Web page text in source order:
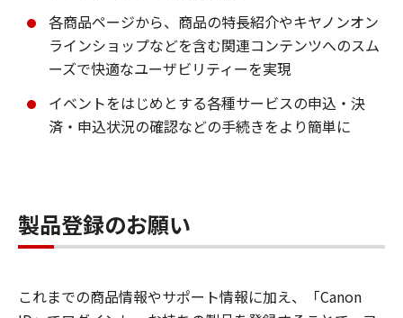
各商品ページから、商品の特長紹介やキヤノンオン
ラインショップなどを含む関連コンテンツへのスム
ーズで快適なユーザビリティーを実現
イベントをはじめとする各種サービスの申込・決
済・申込状況の確認などの手続きをより簡単に
製品登録のお願い
これまでの商品情報やサポート情報に加え、「Canon